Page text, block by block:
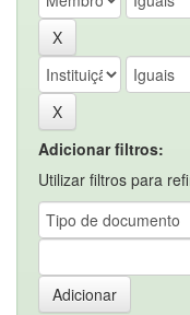
Adicionar filtros:
Utilizar filtros para